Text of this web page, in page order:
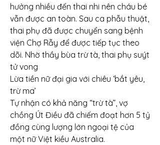
hưởng nhiều đến thai nhi nên cháu bé
vẫn được an toàn. Sau ca phẫu thuật,
thai phụ đã được chuyển sang bệnh
viện Chợ Rẫy để được tiếp tục theo
dõi. Nhờ thầy bùa trừ tà, thai phụ suýt
tử vong
Lừa tiền nữ đại gia với chiêu ‘bắt yêu,
trừ ma’
Tự nhận có khả năng “trừ tà”, vợ
chồng Út Điều đã chiếm đoạt hơn 5 tỷ
đồng cùng lượng lớn ngoại tệ của
một nữ Việt kiều Australia.